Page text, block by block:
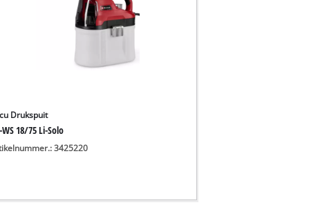
Drukspuit
WS 18/75 Li-Solo
3425220